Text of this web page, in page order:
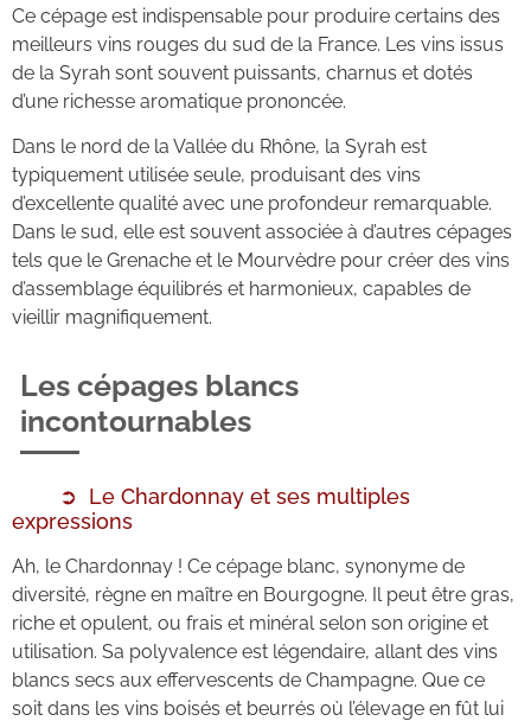
Ce cépage est indispensable pour produire certains des
meilleurs vins rouges du sud de la France. Les vins issus
de la Syrah sont souvent puissants, charnus et dotés
d’une richesse aromatique prononcée.
Dans le nord de la Vallée du Rhône, la Syrah est
typiquement utilisée seule, produisant des vins
d’excellente qualité avec une profondeur remarquable.
Dans le sud, elle est souvent associée à d’autres cépages
tels que le Grenache et le Mourvèdre pour créer des vins
d’assemblage équilibrés et harmonieux, capables de
vieillir magnifiquement.
Les cépages blancs
incontournables
Le Chardonnay et ses multiples
expressions
Ah, le Chardonnay ! Ce cépage blanc, synonyme de
diversité, règne en maître en Bourgogne. Il peut être gras,
riche et opulent, ou frais et minéral selon son origine et
utilisation. Sa polyvalence est légendaire, allant des vins
blancs secs aux effervescents de Champagne. Que ce
soit dans les vins boisés et beurrés où l’élevage en fût lui